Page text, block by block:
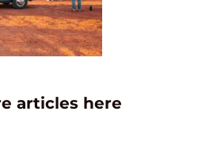
articles here